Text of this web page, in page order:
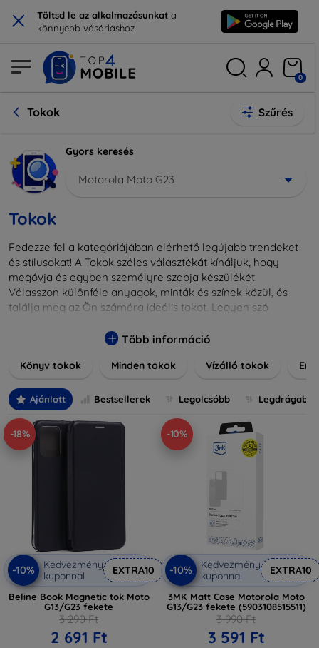
× Töltsd le az alkalmazásunkat a
könnyebb vásárláshoz.
0
Tokok Szűrés
Gyors keresés
Motorola Moto G23
Tokok
Fedezze fel a kategóriájában elérhető legújabb trendeket
és stílusokat! A Tokok széles választékát kínáljuk, hogy
megóvja és egyben személyre szabja készülékét.
Válasszon különféle anyagok, minták és színek közül, és
találja meg az Ön számára ideális tokot. Legyen szó
dizájnos mintákról, nálunk mindenki megtalálja a stílusához
még különlegesebbé eszközeit a tökéletes tokkal!
Több információ
Könyv tokok Minden tokok Vízálló tokok
Ajánlott Bestsellerek Legolcsóbb Legdrágabb
-18%
-10%
Kedvezmény
kuponnal
EXTRA10
Beline Book Magnetic tok Moto
G13/G23 fekete
3 290 Ft
2 691 Ft
-10%
-10%
Kedvezmény
kuponnal
EXTRA10
3MK Matt Case Motorola Moto
G13/G23 fekete (5903108515511)
3 990 Ft
3 591 Ft